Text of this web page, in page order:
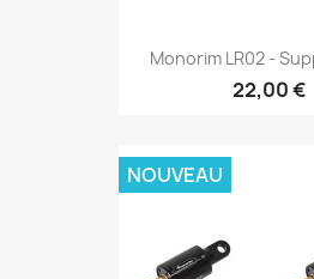
Monorim LR02 -
22,00 €
NOUVEAU